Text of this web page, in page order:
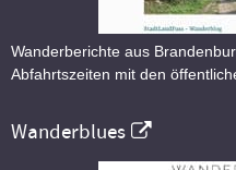
Wanderberichte aus
Abfahrtszeiten mit den
Wanderblues